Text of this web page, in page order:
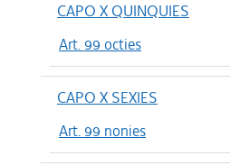
CAPO X QUINQUIES
Art. 99 octies
CAPO X SEXIES
Art. 99 nonies